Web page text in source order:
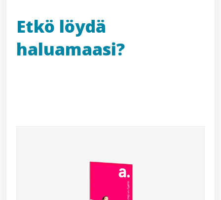
Etkö löydä
haluamaasi?